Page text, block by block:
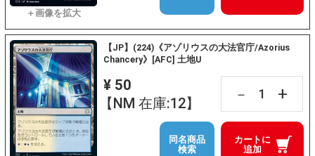
【JP】(224)《アゾリウスの大法官庁/Azorius
Chancery》[AFC] 土地U
¥ 50
【NM 在庫:12】
－ +
カートに
追加
同名商品
検索